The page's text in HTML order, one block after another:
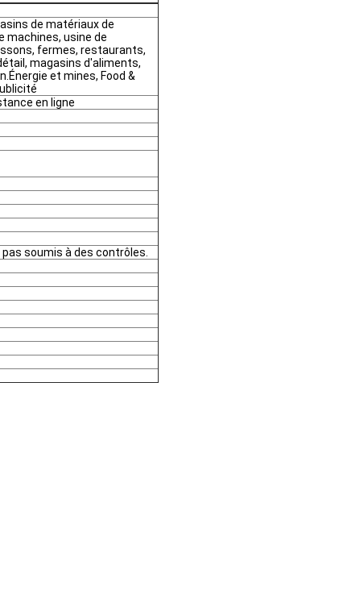
de matériaux de
machines, usine de
fermes, restaurants,
magasins d'aliments,
et mines, Food &
en ligne
soumis à des contrôles.